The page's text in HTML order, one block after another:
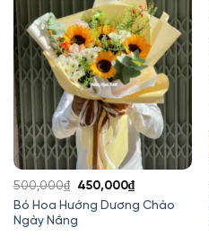
Bó Hoa Hướng Dương Chào
Ngày Nắng
500,000₫
Giá
gốc
là:
450,000₫Giá
hiện